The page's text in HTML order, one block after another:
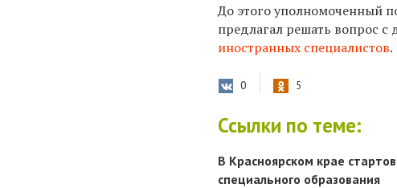
До этого уполномоченный
предлагал решать вопрос
иностранных специалистов.
0 5
Ссылки по теме:
В Красноярском крае
специального образования